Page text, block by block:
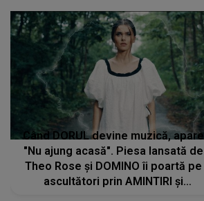
Când DORUL devine muzică, apare
"Nu ajung acasă". Piesa lansată de
Theo Rose și DOMINO îi poartă pe
ascultători prin AMINTIRI și